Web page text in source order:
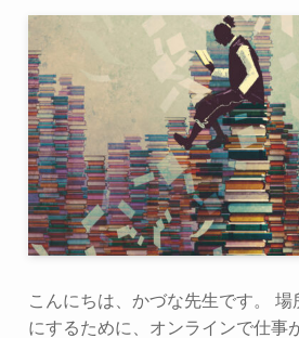
こんにちは、かづな先生です。
にするために、オンラインで仕事